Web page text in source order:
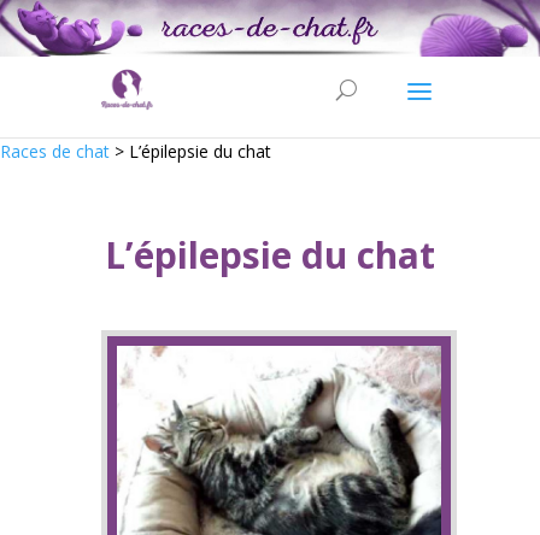
Races de chat > L’épilepsie du chat
L’épilepsie du chat